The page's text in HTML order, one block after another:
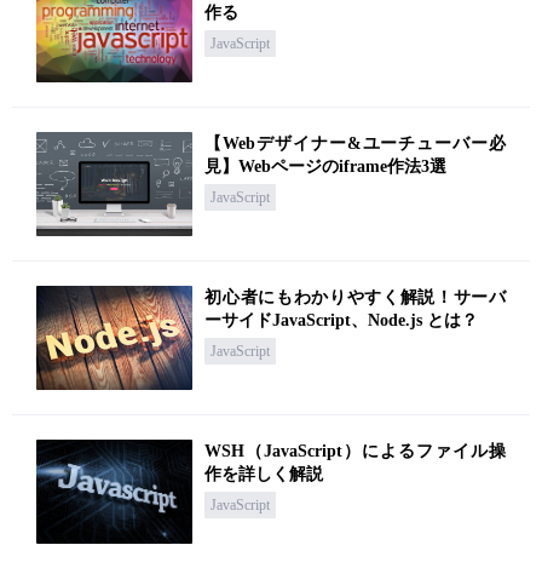
作る
JavaScript
【Webデザイナー&ユーチューバー必
見】Webページのiframe作法3選
JavaScript
初心者にもわかりやすく解説！サーバ
ーサイドJavaScript、Node.js とは？
JavaScript
WSH（JavaScript）によるファイル操
作を詳しく解説
JavaScript